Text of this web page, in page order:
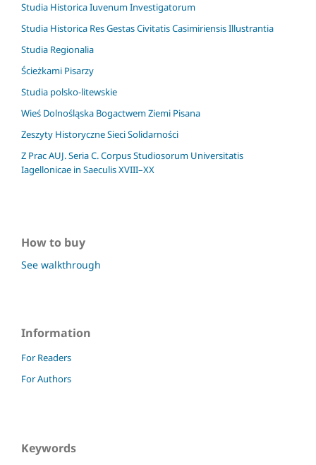
Studia Historica Iuvenum Investigatorum
Studia Historica Res Gestas Civitatis Casimiriensis Illustrantia
Studia Regionalia
Ścieżkami Pisarzy
Studia polsko-litewskie
Wieś Dolnośląska Bogactwem Ziemi Pisana
Zeszyty Historyczne Sieci Solidarności
Z Prac AUJ. Seria C. Corpus Studiosorum Universitatis
Iagellonicae in Saeculis XVIII–XX
How to buy
See walkthrough
Information
For Readers
For Authors
Keywords